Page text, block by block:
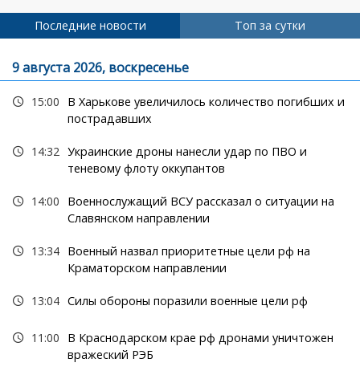
Последние новости Топ за сутки
9 августа 2026, воскресенье
15:00
В Харькове увеличилось количество погибших и
пострадавших
14:32 Украинские дроны нанесли удар по ПВО и
теневому флоту оккупантов
14:00
Военнослужащий ВСУ рассказал о ситуации на
Славянском направлении
13:34 Военный назвал приоритетные цели рф на
Краматорском направлении
13:04 Силы обороны поразили военные цели рф
11:00
В Краснодарском крае рф дронами уничтожен
вражеский РЭБ